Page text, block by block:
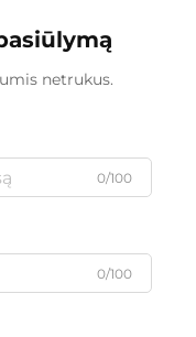
netrukus.
0/100
0/100